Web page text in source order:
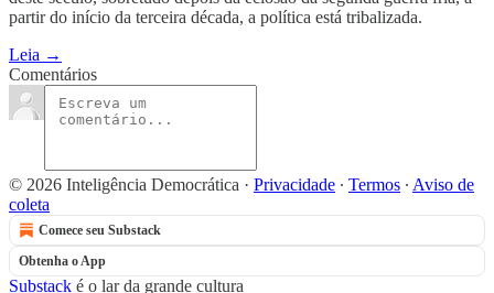
partir do início da terceira década, a política está tribalizada.
Leia →
Comentários
© 2026 Inteligência Democrática · Privacidade ∙ Termos ∙ Aviso de
coleta
Comece seu Substack
Obtenha o App
Substack é o lar da grande cultura